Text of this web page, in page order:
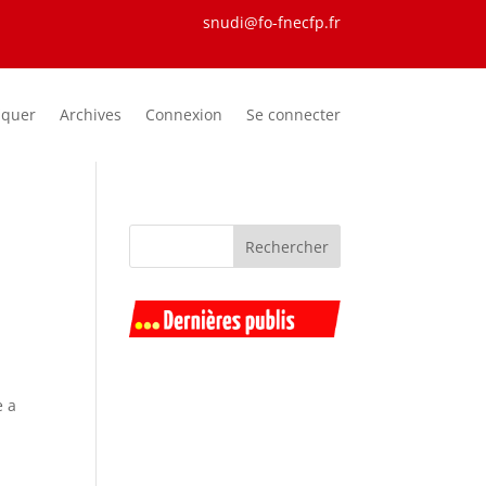
snudi@fo-fnecfp.fr
Archives Connexion Se connecter
a